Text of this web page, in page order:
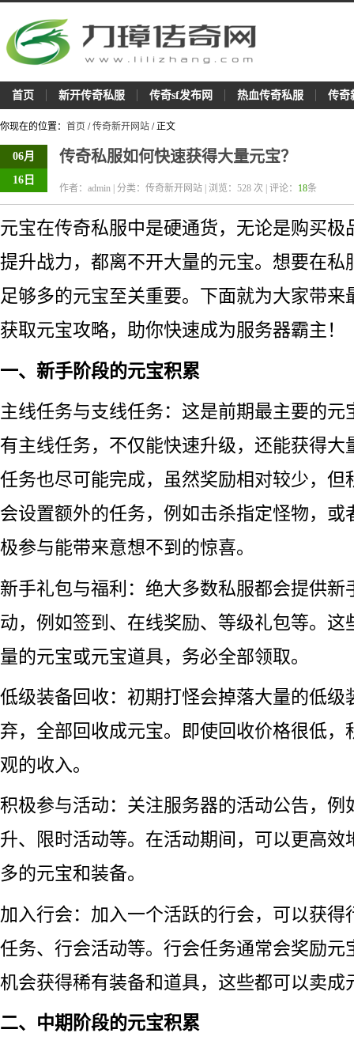
首页 新开传奇私服 传奇sf发布网 热血传奇私服 传奇
你现在的位置： 首页 /传奇新开网站 / 正文
06月
16日
传奇私服如何快速获得大量元宝？
作者：admin | 分类：传奇新开网站 | 浏览： 528 次 | 评论： 18条
元宝在传奇私服中是硬通货，无论是购买极
提升战力，都离不开大量的元宝。想要在私
足够多的元宝至关重要。下面就为大家带来
获取元宝攻略，助你快速成为服务器霸主！
一、新手阶段的元宝积累
主线任务与支线任务：这是前期最主要的元
有主线任务，不仅能快速升级，还能获得大
任务也尽可能完成，虽然奖励相对较少，但
会设置额外的任务，例如击杀指定怪物，或
极参与能带来意想不到的惊喜。
新手礼包与福利：绝大多数私服都会提供新
动，例如签到、在线奖励、等级礼包等。这
量的元宝或元宝道具，务必全部领取。
低级装备回收：初期打怪会掉落大量的低级
弃，全部回收成元宝。即使回收价格很低，
观的收入。
积极参与活动：关注服务器的活动公告，例
升、限时活动等。在活动期间，可以更高效
多的元宝和装备。
加入行会：加入一个活跃的行会，可以获得
任务、行会活动等。行会任务通常会奖励元
机会获得稀有装备和道具，这些都可以卖成
二、中期阶段的元宝积累